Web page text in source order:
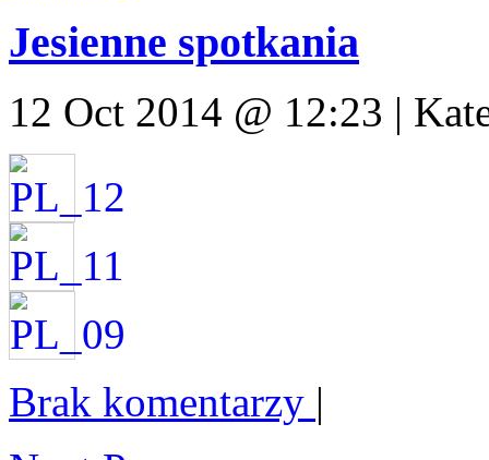
Jesienne spotkania
12 Oct 2014 @ 12:23 |
Brak komentarzy |